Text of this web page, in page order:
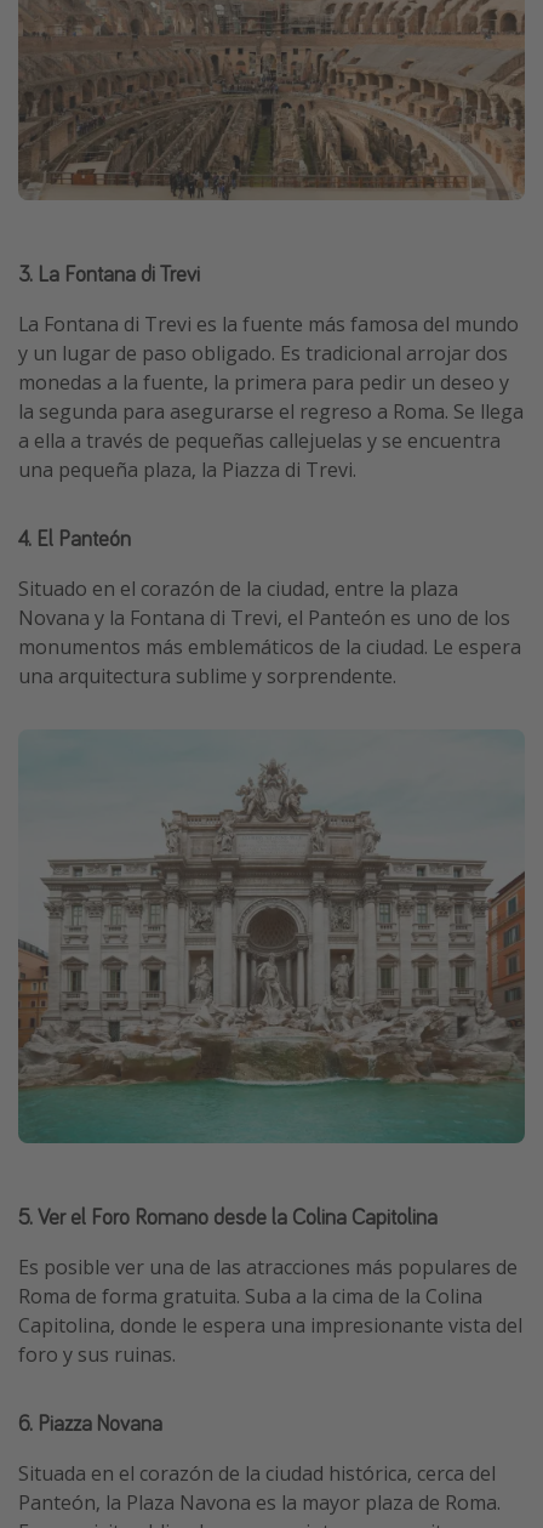
3. La Fontana di Trevi
La Fontana di Trevi es la fuente más famosa del mundo
y un lugar de paso obligado. Es tradicional arrojar dos
monedas a la fuente, la primera para pedir un deseo y
la segunda para asegurarse el regreso a Roma. Se llega
a ella a través de pequeñas callejuelas y se encuentra
una pequeña plaza, la Piazza di Trevi.
4. El Panteón
Situado en el corazón de la ciudad, entre la plaza
Novana y la Fontana di Trevi, el Panteón es uno de los
monumentos más emblemáticos de la ciudad. Le espera
una arquitectura sublime y sorprendente.
5. Ver el Foro Romano desde la Colina Capitolina
Es posible ver una de las atracciones más populares de
Roma de forma gratuita. Suba a la cima de la Colina
Capitolina, donde le espera una impresionante vista del
foro y sus ruinas.
6. Piazza Novana
Situada en el corazón de la ciudad histórica, cerca del
Panteón, la Plaza Navona es la mayor plaza de Roma.